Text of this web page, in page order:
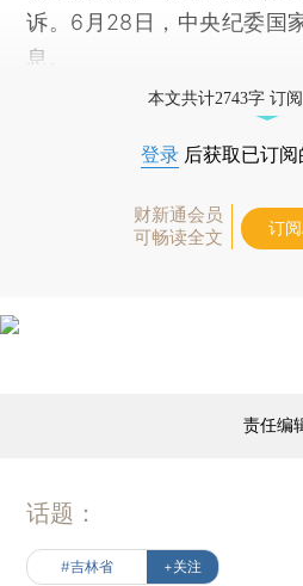
诉。6月28日，中央纪委国
息。
本文共计2743字 订
登录 后获取已订
财新通会员
可畅读全文
订
责任编
话题：
#吉林省 +关注